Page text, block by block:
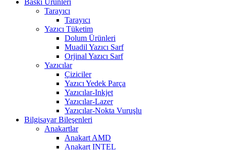
Baskı Ürünleri
Tarayıcı
Tarayıcı
Yazıcı Tüketim
Dolum Ürünleri
Muadil Yazıcı Sarf
Orjinal Yazıcı Sarf
Yazıcılar
Çiziciler
Yazıcı Yedek Parça
Yazıcılar-Inkjet
Yazıcılar-Lazer
Yazıcılar-Nokta Vuruşlu
Bilgisayar Bileşenleri
Anakartlar
Anakart AMD
Anakart INTEL